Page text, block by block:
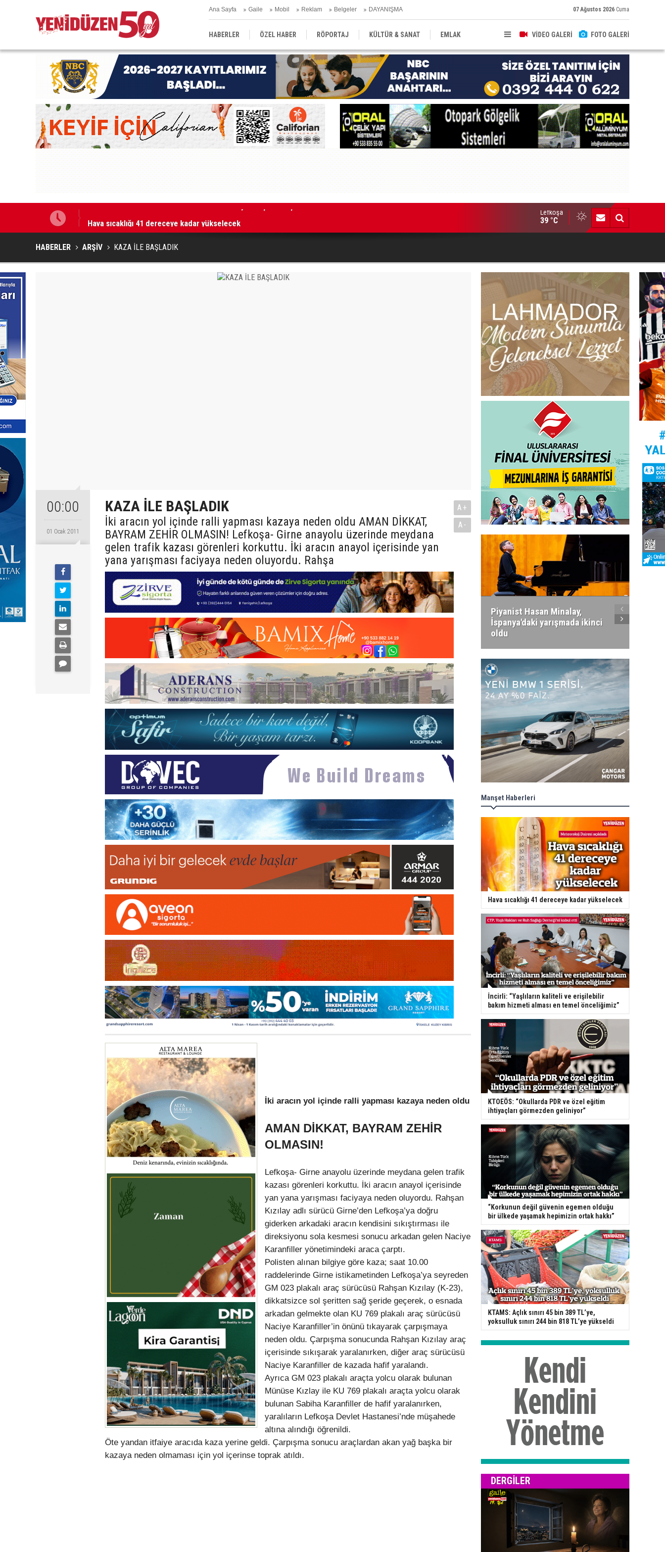
Ana Sayfa Gaile Mobil Reklam Belgeler DAYANIŞMA 07 Ağustos 2026 Cuma
VİDEO GALERİ FOTO GALERİ
HABERLER ÖZEL HABER RÖPORTAJ KÜLTÜR & SANAT EMLAK
EĞİTİM YEREL YÖNETİM DERGİLER SEKTÖR
Hava sıcaklığı 41 dereceye kadar yükselecek İncirli: “Yaşlıların kaliteli ve erişilebilir bakım hizmeti alması en
Lefkoşa
39 °C
HABERLER ARŞİV KAZA İLE BAŞLADIK
00:00
01 Ocak 2011
KAZA İLE BAŞLADIK
İki aracın yol içinde ralli yapması kazaya neden oldu AMAN DİKKAT,
BAYRAM ZEHİR OLMASIN! Lefkoşa- Girne anayolu üzerinde meydana
gelen trafik kazası görenleri korkuttu. İki aracın anayol içerisinde yan
yana yarışması faciyaya neden oluyordu. Rahşa
A+
A-
İki aracın yol içinde ralli yapması kazaya neden oldu
AMAN DİKKAT, BAYRAM ZEHİR
OLMASIN!
Lefkoşa- Girne anayolu üzerinde meydana gelen trafik
kazası görenleri korkuttu. İki aracın anayol içerisinde
yan yana yarışması faciyaya neden oluyordu. Rahşan
Kızılay adlı sürücü Girne’den Lefkoşa’ya doğru
giderken arkadaki aracın kendisini sıkıştırması ile
direksiyonu sola kesmesi sonucu arkadan gelen Naciye
Karanfiller yönetimindeki araca çarptı.
Polisten alınan bilgiye göre kaza; saat 10.00
raddelerinde Girne istikametinden Lefkoşa’ya seyreden
GM 023 plakalı araç sürücüsü Rahşan Kızılay (K-23),
dikkatsizce sol şeritten sağ şeride geçerek, o esnada
arkadan gelmekte olan KU 769 plakalı araç sürücüsü
Naciye Karanfiller’in önünü tıkayarak çarpışmaya
neden oldu. Çarpışma sonucunda Rahşan Kızılay araç
içerisinde sıkışarak yaralanırken, diğer araç sürücüsü
Naciye Karanfiller de kazada hafif yaralandı.
Ayrıca GM 023 plakalı araçta yolcu olarak bulunan
Münüse Kızlay ile KU 769 plakalı araçta yolcu olarak
bulunan Sabiha Karanfiller de hafif yaralanırken,
yaralıların Lefkoşa Devlet Hastanesi’nde müşahede
altına alındığı öğrenildi.
Öte yandan itfaiye aracıda kaza yerine geldi. Çarpışma sonucu araçlardan akan yağ başka bir
kazaya neden olmaması için yol içerinse toprak atıldı.
Piyanist Hasan Minalay,
İspanya'daki yarışmada ikinci
oldu
Manşet Haberleri
Hava sıcaklığı 41 dereceye kadar yükselecek
İncirli: “Yaşlıların kaliteli ve erişilebilir
bakım hizmeti alması en temel önceliğimiz”
KTOEÖS: “Okullarda PDR ve özel eğitim
ihtiyaçları görmezden geliniyor”
“Korkunun değil güvenin egemen olduğu
bir ülkede yaşamak hepimizin ortak hakkı”
KTAMS: Açlık sınırı 45 bin 389 TL’ye,
yoksulluk sınırı 244 bin 818 TL’ye yükseldi
DERGILER